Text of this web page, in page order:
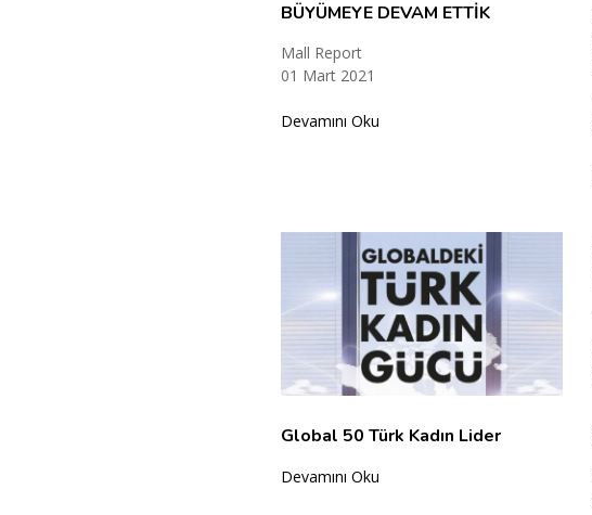
BÜYÜMEYE DEVAM ETTİK
Mall Report
01 Mart 2021
Devamını Oku
Global 50 Türk Kadın Lider
Devamını Oku